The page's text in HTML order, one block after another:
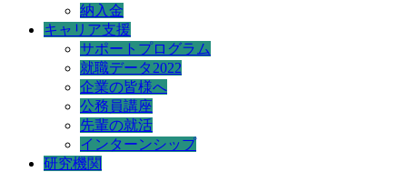
納入金
キャリア支援
サポートプログラム
就職データ2022
企業の皆様へ
公務員講座
先輩の就活
インターンシップ
研究機関